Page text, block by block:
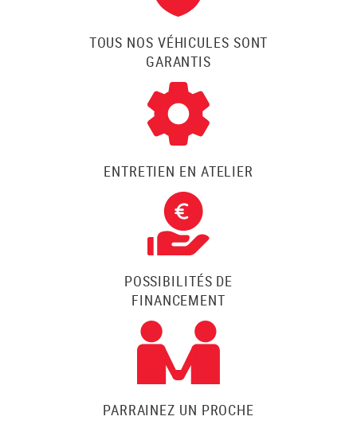
TOUS NOS VÉHICULES SONT
GARANTIS
ENTRETIEN EN ATELIER
POSSIBILITÉS DE
FINANCEMENT
PARRAINEZ UN PROCHE